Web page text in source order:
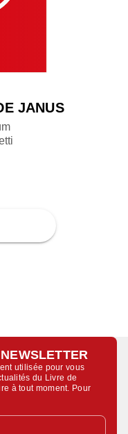
JANUS
utilisée pour vous
du Livre de
à tout moment. Pour